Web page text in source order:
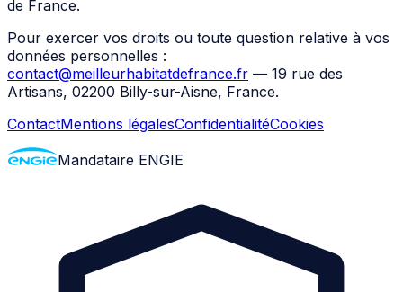
de France.
Pour exercer vos droits ou toute question relative à vos
données personnelles :
contact@meilleurhabitatdefrance.fr — 19 rue des
Artisans, 02200 Billy-sur-Aisne, France.
ContactMentions légalesConfidentialitéCookies
Mandataire ENGIE